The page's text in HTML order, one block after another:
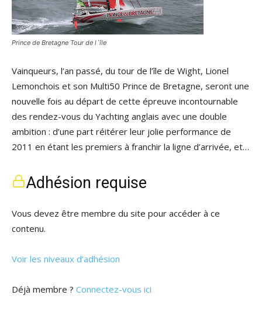
Prince de Bretagne Tour de l`île
Vainqueurs, l’an passé, du tour de l’île de Wight, Lionel
Lemonchois et son Multi50 Prince de Bretagne, seront une
nouvelle fois au départ de cette épreuve incontournable
des rendez-vous du Yachting anglais avec une double
ambition : d’une part réitérer leur jolie performance de
2011 en étant les premiers à franchir la ligne d’arrivée, et…
Adhésion requise
Vous devez être membre du site pour accéder à ce
contenu.
Voir les niveaux d’adhésion
Déjà membre ? Connectez-vous ici